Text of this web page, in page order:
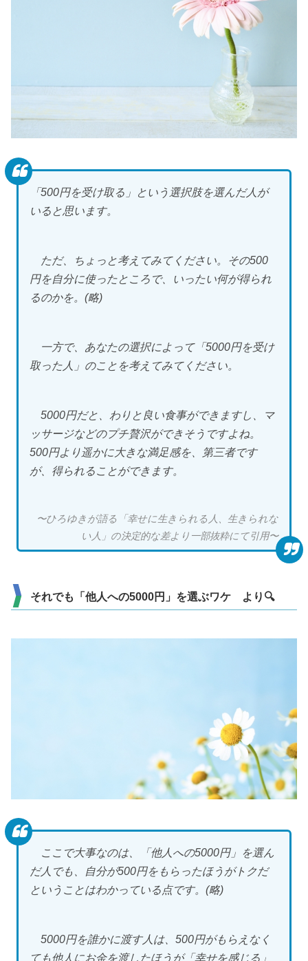
「500円を受け取る」という選択肢を選んだ人が
いると思います。
ただ、ちょっと考えてみてください。その500
円を自分に使ったところで、いったい何が得られ
るのかを。(略)
一方で、あなたの選択によって「5000円を受け
取った人」のことを考えてみてください。
5000円だと、わりと良い食事ができますし、マ
ッサージなどのプチ贅沢ができそうですよね。
500円より遥かに大きな満足感を、第三者です
が、得られることができます。
〜ひろゆきが語る「幸せに生きられる人、生きられな
い人」の決定的な差より一部抜粋にて引用〜
それでも「他人への5000円」を選ぶワケ より🔍
ここで大事なのは、「他人への5000円」を選ん
だ人でも、自分が500円をもらったほうがトクだ
ということはわかっている点です。(略)
5000円を誰かに渡す人は、500円がもらえなく
ても他人にお金を渡したほうが「幸せを感じる」